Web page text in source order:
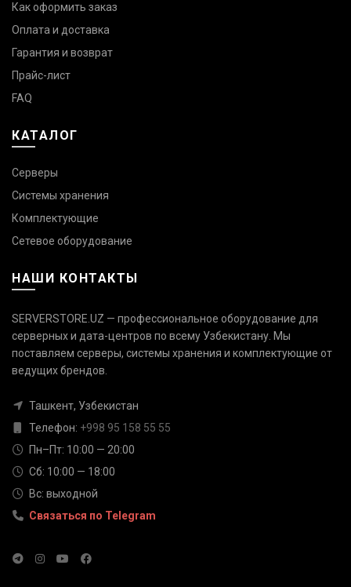
Как оформить заказ
Оплата и доставка
Гарантия и возврат
Прайс-лист
FAQ
КАТАЛОГ
Серверы
Системы хранения
Комплектующие
Сетевое оборудование
НАШИ КОНТАКТЫ
SERVERSTORE.UZ — профессиональное оборудование для
серверных и дата-центров по всему Узбекистану. Мы
поставляем серверы, системы хранения и комплектующие от
ведущих брендов.
Ташкент, Узбекистан
Телефон: +998 95 158 55 55
Пн–Пт: 10:00 — 20:00
Сб: 10:00 — 18:00
Вс: выходной
Связаться по Telegram
Связаться с нами
Телефон